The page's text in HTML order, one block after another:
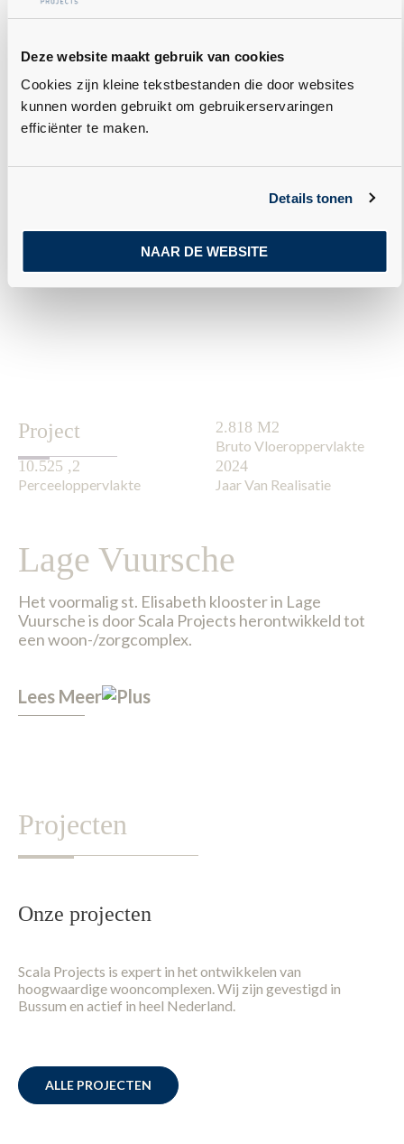
Deze website maakt gebruik van cookies
Cookies zijn kleine tekstbestanden die door websites
kunnen worden gebruikt om gebruikerservaringen
efficiënter te maken.
Details tonen
NAAR DE WEBSITE
Project 2.818 M2
Bruto Vloeroppervlakte
10.525 ,2
Perceeloppervlakte
2024
Jaar Van Realisatie
Lage Vuursche
Het voormalig st. Elisabeth klooster in Lage
Vuursche is door Scala Projects herontwikkeld tot
een woon-/zorgcomplex.
Lees Meer
Projecten
Onze projecten
Scala Projects is expert in het ontwikkelen van
hoogwaardige wooncomplexen. Wij zijn gevestigd in
Bussum en actief in heel Nederland.
ALLE PROJECTEN